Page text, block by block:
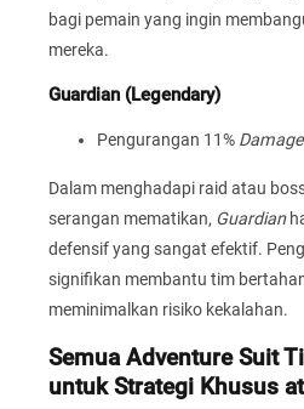
bagi pemain yang ingin
mereka.
Guardian (Legendary)
Pengurangan 11% Damage
Dalam menghadapi raid atau
serangan mematikan, Guardian
defensif yang sangat efektif.
signifikan membantu tim
meminimalkan risiko kekalahan.
Semua Adventure Suit
untuk Strategi Khusus